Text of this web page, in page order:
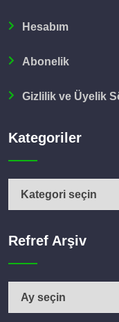
Hesabım
Abonelik
Gizlilik ve Üyelik
Kategoriler
Refref Arşiv